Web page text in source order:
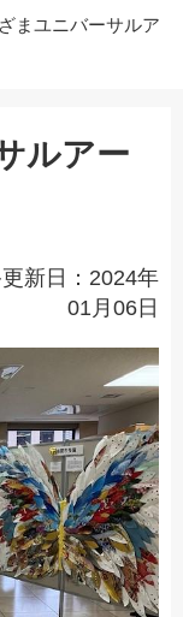
まユニバーサルア
ルアー
新日：2024年
01月06日